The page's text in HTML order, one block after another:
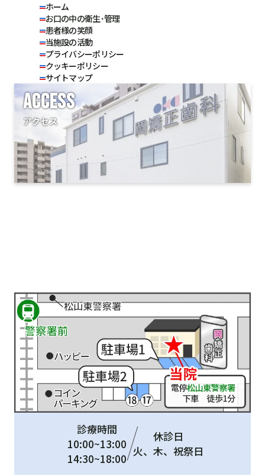
ホーム
お口の中の衛生･管理
患者様の笑顔
当施設の活動
プライバシーポリシー
クッキーポリシー
サイトマップ
ACCESS
アクセス
診療時間
10:00~13:00
14:30~18:00
休診日
火、木、祝祭日